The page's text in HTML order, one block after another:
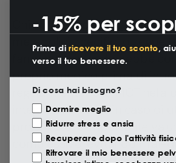
Chi soffre di patologie
metabolici specifici o segue
farmacologiche dovrebbe
proprio medico prima di
regolarmente l’olio MCT nella
integratori. Anche in caso di
prolungato, è importante
complessivo, evitando il fai-
-15% per
Prima di ricevere il tuo sconto ,
verso il tuo benessere.
Di cosa hai bisogno?
Motivazione Visita
Dormire meglio
Ridurre stress e ansia
Recuperare dopo l'attività
Ritrovare il mio benessere